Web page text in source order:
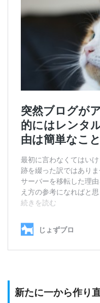
新たに一から作り